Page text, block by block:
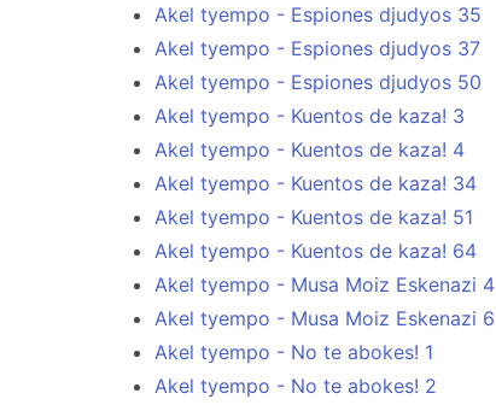
Akel tyempo - Espiones djudyos 35
Akel tyempo - Espiones djudyos 37
Akel tyempo - Espiones djudyos 50
Akel tyempo - Kuentos de kaza! 3
Akel tyempo - Kuentos de kaza! 4
Akel tyempo - Kuentos de kaza! 34
Akel tyempo - Kuentos de kaza! 51
Akel tyempo - Kuentos de kaza! 64
Akel tyempo - Musa Moiz Eskenazi 4
Akel tyempo - Musa Moiz Eskenazi 6
Akel tyempo - No te abokes! 1
Akel tyempo - No te abokes! 2